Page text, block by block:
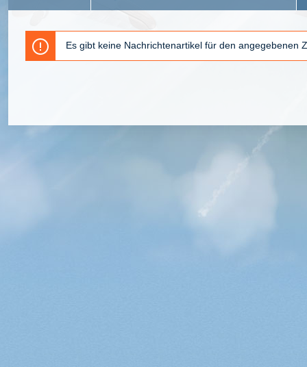
Es gibt keine Nachrichtenartikel für den angegebenen